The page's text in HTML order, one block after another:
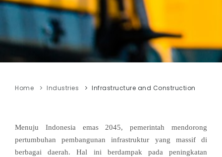
Home Industries Infrastructure and Construction
Menuju Indonesia emas 2045, pemerintah mendorong
pertumbuhan pembangunan infrastruktur yang massif di
berbagai daerah. Hal ini berdampak pada peningkatan